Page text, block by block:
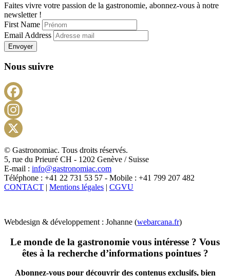
Faites vivre votre passion de la gastronomie, abonnez-vous à notre
newsletter !
First Name
Email Address
Envoyer
Nous suivre
X
© Gastronomiac. Tous droits réservés.
5, rue du Prieuré CH - 1202 Genève / Suisse
E-mail : info@gastronomiac.com
Téléphone : +41 22 731 53 57 - Mobile : +41 799 207 482
CONTACT | Mentions légales | CGVU
Webdesign & développement : Johanne (webarcana.fr)
Le monde de la gastronomie vous intéresse ? Vous
êtes à la recherche d’informations pointues ?
Abonnez-vous pour découvrir des contenus exclusifs, bien